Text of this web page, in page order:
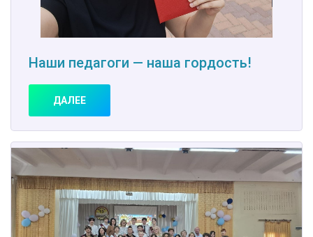
Наши педагоги — наша гордость!
ДАЛЕЕ